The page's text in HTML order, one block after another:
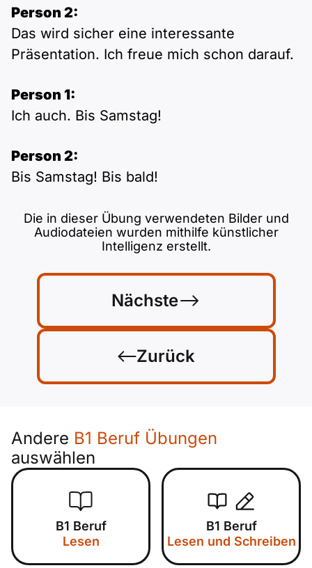
Person 2:
Das wird sicher eine interessante
Präsentation. Ich freue mich schon darauf.
Person 1:
Ich auch. Bis Samstag!
Person 2:
Bis Samstag! Bis bald!
Zurück
Nächste
Die in dieser Übung verwendeten Bilder und
Audiodateien wurden mithilfe künstlicher
Intelligenz erstellt.
Andere B1 Beruf Übungen
auswählen
B1 Beruf
Lesen
B1 Beruf
Lesen und Schreiben